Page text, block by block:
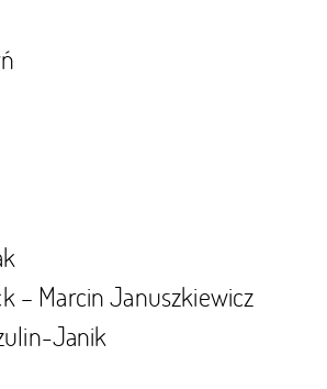
– Marcin Januszkiewicz
Janik